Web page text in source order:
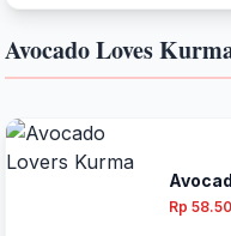
Avocado Loves
Rp